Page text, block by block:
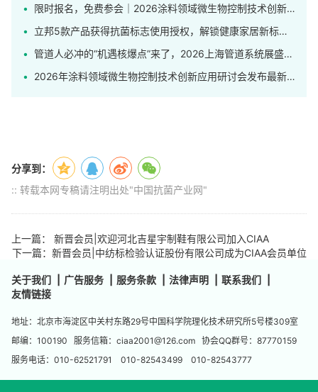
限时报名，免费参会｜2026涂料领域微生物控制技术创新应用研讨会发布完整日程！
立邦5款产品获得抗菌标志使用授权，解锁健康家居新标杆！
管道人必冲的“机遇核爆点”来了，2026上海管道系统展盛大开幕！
2026年涂料领域微生物控制技术创新应用研讨会发布最新日程
分享到：
:: 转载本网专稿请注明出处"中国抗菌产业网"
上一篇： 新晋会员|欢迎河北吉星宇制鞋有限公司加入CIAA
下一篇：新晋会员|中纺标检验认证股份有限公司成为CIAA会员单位
关于我们 广告服务 服务条款 法律声明 联系我们
友情链接
地址：北京市海淀区中关村东路29号中国科学院理化技术研究所5号楼309室
邮编：100190 服务信箱：ciaa2001@126.com 协会QQ群号：87770159
服务电话：010-62521791 010-82543499 010-82543777